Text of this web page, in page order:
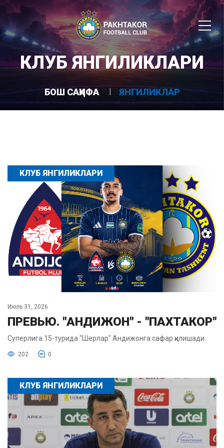
КЛУБ ЯНГИЛИКЛАРИ
БОШ САҲИФА ЯНГИЛИКЛАР
КЛУБ ЯНГИЛИКЛАРИ
Июль 31, 2026
ПРЕВЬЮ. "АНДИЖОН" - "ПАХТАКОР"
Суперлига 15-турида "Шерлар" Андижонга сафар қилишади.
202 0
КЛУБ ЯНГИЛИКЛАРИ